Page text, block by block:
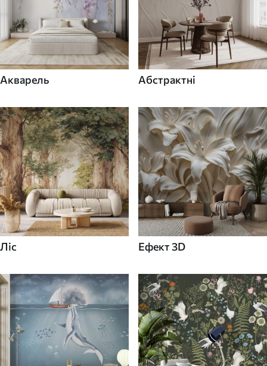
Акварель Абстрактні
Ліс Ефект 3D